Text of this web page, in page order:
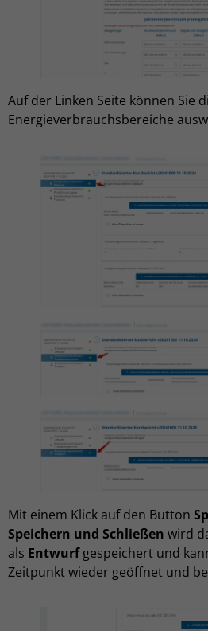
Auf der Linken Seite können Sie
Energieverbrauchsbereiche
Mit einem Klick auf den Button
Speichern und Schließen wird
als Entwurfgespeichert und
Zeitpunkt wieder geöffnet und